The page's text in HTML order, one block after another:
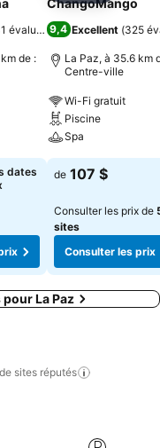
évaluations)
de :
dates
ChangoMango
9,4 Excellent (325
La Paz, à 35.6 km
Centre-ville
Wi-Fi gratuit
Piscine
Spa
de 107 $
Consulter les prix de
sites
Consulter les prix
La Paz
sites réputés